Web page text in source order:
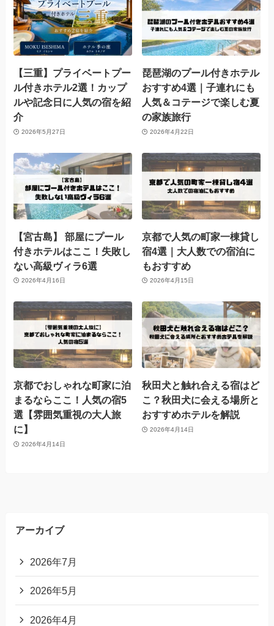
【三重】プライベートプー
ル付きホテル2選！カップ
ルや記念日に人気の宿を紹
介
2026年5月27日
琵琶湖のプール付きホテル
おすすめ4選｜子連れにも
人気＆コテージで楽しむ夏
の家族旅行
2026年4月22日
【宮古島】 部屋にプール
付きホテルはここ！失敗し
ない高級ヴィラ6選
2026年4月16日
京都で人気の町家一棟貸し
宿4選｜大人数での宿泊に
もおすすめ
2026年4月15日
京都でおしゃれな町家に泊
まるならここ！人気の宿5
選【雰囲気重視の大人旅
に】
2026年4月14日
秋田犬と触れ合える宿はど
こ？秋田犬に会える場所と
おすすめホテルを解説
2026年4月14日
アーカイブ
2026年7月
2026年5月
2026年4月